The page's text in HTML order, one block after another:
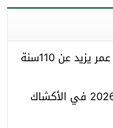
والد حسن رقوش الإطار بعمالة إقليم تاونات عن عمر يزيد عن 110سنة
عدد جديد (434) من مجلة “صدى تاونات”-غشت 2026 في الأكشاك